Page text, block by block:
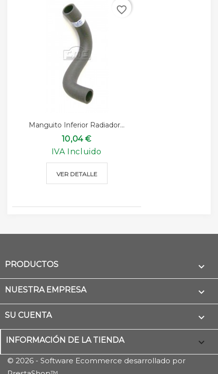
Manguito Inferior Radiador...
10,04 €
IVA Incluido
VER DETALLE
favorite_border
PRODUCTOS 
NUESTRA EMPRESA 
SU CUENTA 
INFORMACIÓN DE LA TIENDA keyboard_arrow_down
© 2026 - Software Ecommerce desarrollado por